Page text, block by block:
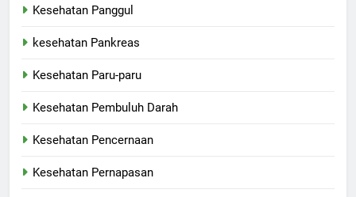
Kesehatan Panggul
kesehatan Pankreas
Kesehatan Paru-paru
Kesehatan Pembuluh Darah
Kesehatan Pencernaan
Kesehatan Pernapasan